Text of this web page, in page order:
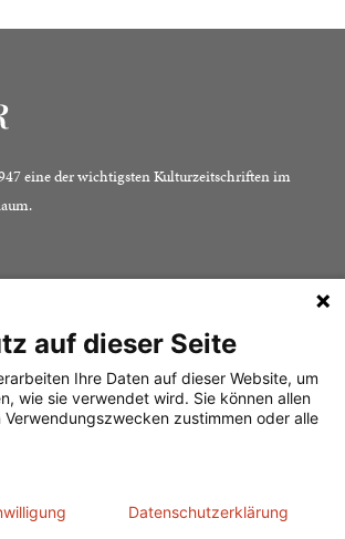
eine der wichtigsten Kulturzeitschriften im
Alle Abos im Überblick
Print-Abo
Digital-Abo
Abo kündigen
Impressum
Datenschutz
Mediadaten
auf dieser Seite
Ihre Daten auf dieser Website, um
wie sie verwendet wird. Sie können allen
zustimmen oder alle
Datenschutzerklärung